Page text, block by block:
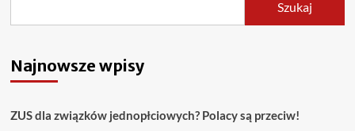
Szukaj
Najnowsze wpisy
ZUS dla związków jednopłciowych? Polacy są przeciw!